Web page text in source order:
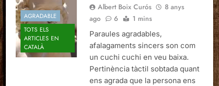
AGRADABLE
TOTS ELS
ARTICLES EN
CATALÀ
Albert Boix Curós
8 anys
ago
6 1 mins
Paraules agradables,
afalagaments sincers son com
un cuchi cuchi en veu baixa.
Pertinència tàctil sobtada quant
ens agrada que la persona ens